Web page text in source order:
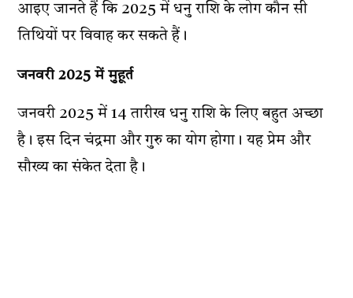
आइए जानते हैं कि 2025 में धनु राशि के लोग कौन सी
तिथियों पर विवाह कर सकते हैं।
जनवरी 2025 में मुहूर्त
जनवरी 2025 में 14 तारीख धनु राशि के लिए बहुत अच्छा
है। इस दिन चंद्रमा और गुरु का योग होगा। यह प्रेम और
सौख्य का संकेत देता है।